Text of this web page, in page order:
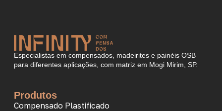
Especialistas em compensados, madeirites e painéis OSB
para diferentes aplicações, com matriz em Mogi Mirim, SP.
Produtos
Compensado Plastificado